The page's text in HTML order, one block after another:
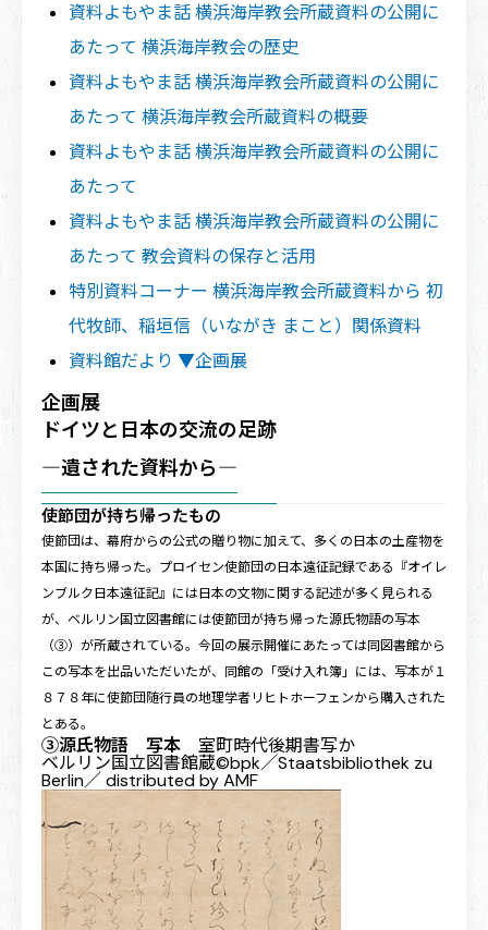
資料よもやま話 横浜海岸教会所蔵資料の公開に
あたって 横浜海岸教会の歴史
資料よもやま話 横浜海岸教会所蔵資料の公開に
あたって 横浜海岸教会所蔵資料の概要
資料よもやま話 横浜海岸教会所蔵資料の公開に
あたって
資料よもやま話 横浜海岸教会所蔵資料の公開に
あたって 教会資料の保存と活用
特別資料コーナー 横浜海岸教会所蔵資料から 初
代牧師、稲垣信（いながき まこと）関係資料
資料館だより ▼企画展
企画展
ドイツと日本の交流の足跡
―遺された資料から―
使節団が持ち帰ったもの
使節団は、幕府からの公式の贈り物に加えて、多くの日本の土産物を
本国に持ち帰った。プロイセン使節団の日本遠征記録である『オイレ
ンブルク日本遠征記』には日本の文物に関する記述が多く見られる
が、ベルリン国立図書館には使節団が持ち帰った源氏物語の写本
（③）が所蔵されている。今回の展示開催にあたっては同図書館から
この写本を出品いただいたが、同館の「受け入れ簿」には、写本が１
８７８年に使節団随行員の地理学者リヒトホーフェンから購入された
とある。
③源氏物語 写本室町時代後期書写か
ベルリン国立図書館蔵©bpk／Staatsbibliothek zu
Berlin／ distributed by AMF